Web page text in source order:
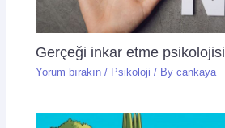
Gerçeği inkar etme psikolojisi
Yorum bırakın / Psikoloji / Bycankaya